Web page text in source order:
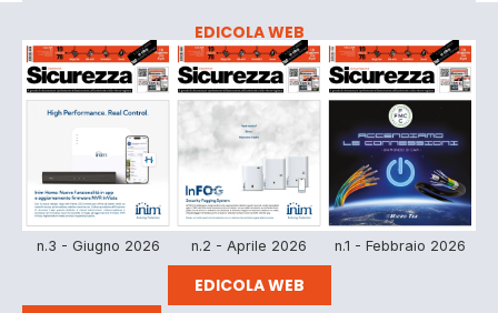
EDICOLA WEB
n.3 - Giugno 2026 n.2 - Aprile 2026 n.1 - Febbraio 2026
EDICOLA WEB